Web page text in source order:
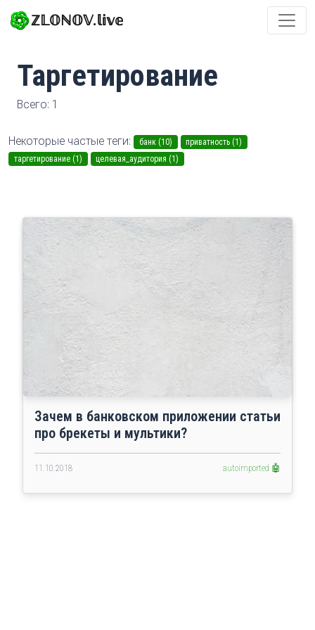
ℤ𝕃𝕆ℕ𝕆𝕍.𝕝𝕚𝕧𝕖
Таргетирование
Всего: 1
Некоторые частые теги: банк (10)
приватность (1)
таргетирование (1)
целевая_аудитория (1)
Зачем в банковском приложении статьи
про брекеты и мультики?
11.10.2018 autoimported 🤖